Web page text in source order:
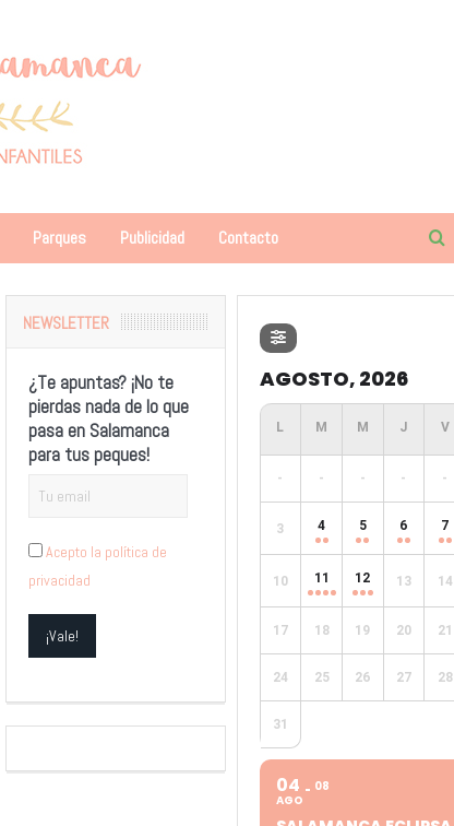
Parques Publicidad Contacto
NEWSLETTER
¿Te apuntas? ¡No te
pierdas nada de lo que
pasa en Salamanca
para tus peques!
Acepto la política de
privacidad
AGOSTO, 2026
- - - - -
3 4 5 6 7
10 11 12 13 14
17 18 19 20 21
24 25 26 27 28
31
04
AGO
08